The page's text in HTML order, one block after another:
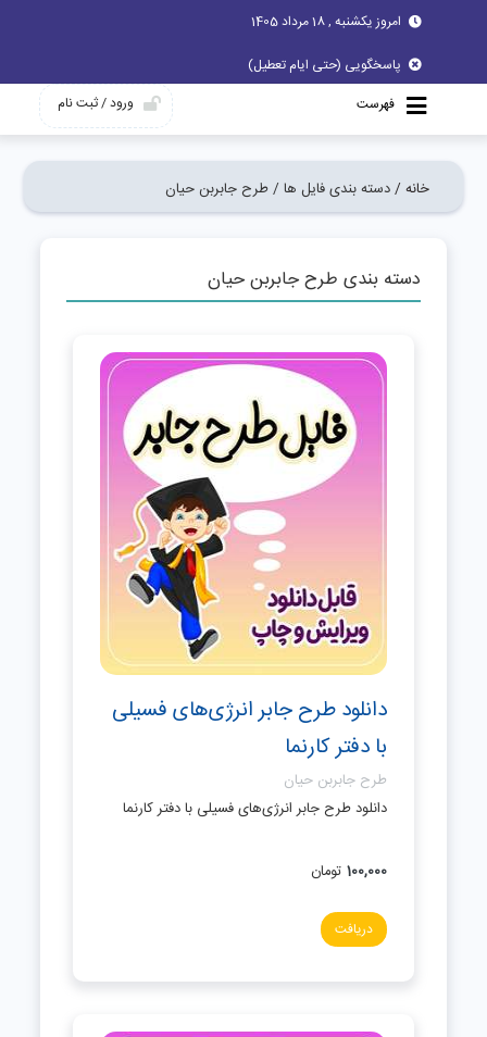
امروز یکشنبه , 18 مرداد 1405
پاسخگویی (حتی ایام تعطیل)
فهرست
ورود / ثبت نام
خانه / دسته بندی فایل ها / طرح جابربن حیان
دسته بندی طرح جابربن حیان
دانلود طرح جابر انرژی‌های فسیلی
با دفتر کارنما
طرح جابربن حیان
دانلود طرح جابر انرژی‌های فسیلی با دفتر کارنما
100,000 تومان
دریافت